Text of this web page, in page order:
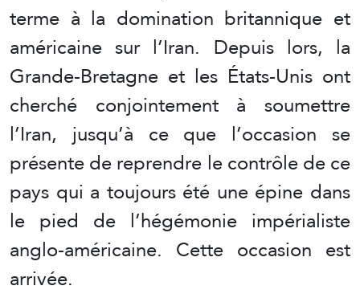
terme à la domination britannique et
américaine sur l’Iran. Depuis lors, la
Grande-Bretagne et les États-Unis ont
cherché conjointement à soumettre
l’Iran, jusqu’à ce que l’occasion se
présente de reprendre le contrôle de ce
pays qui a toujours été une épine dans
le pied de l’hégémonie impérialiste
anglo-américaine. Cette occasion est
arrivée.